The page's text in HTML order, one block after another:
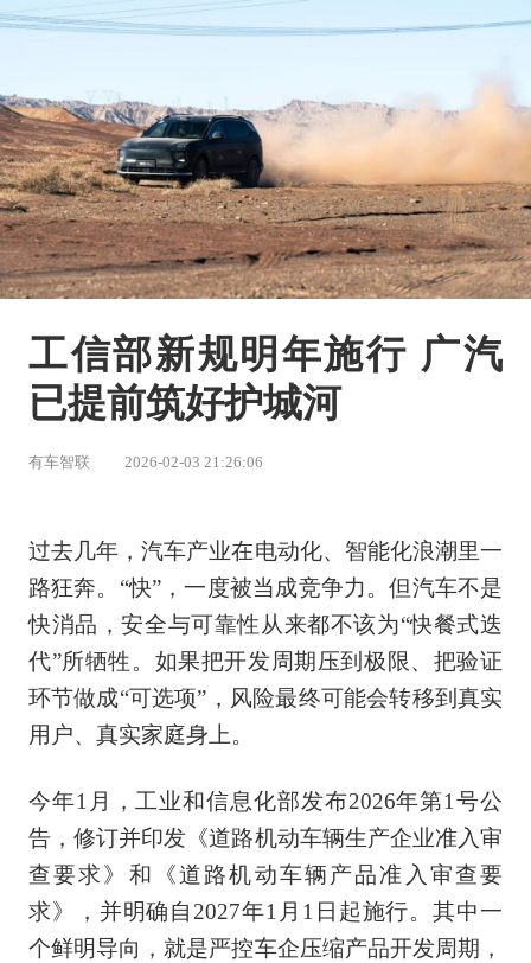
工信部新规明年施行 广汽
已提前筑好护城河
有车智联 2026-02-03 21:26:06
过去几年，汽车产业在电动化、智能化浪潮里一
路狂奔。“快”，一度被当成竞争力。但汽车不是
快消品，安全与可靠性从来都不该为“快餐式迭
代”所牺牲。如果把开发周期压到极限、把验证
环节做成“可选项”，风险最终可能会转移到真实
用户、真实家庭身上。
今年1月，工业和信息化部发布2026年第1号公
告，修订并印发《道路机动车辆生产企业准入审
查要求》和《道路机动车辆产品准入审查要
求》，并明确自2027年1月1日起施行。其中一
个鲜明导向，就是严控车企压缩产品开发周期，